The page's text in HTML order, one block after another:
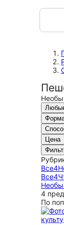
Цена
Все4
Все4
4
По